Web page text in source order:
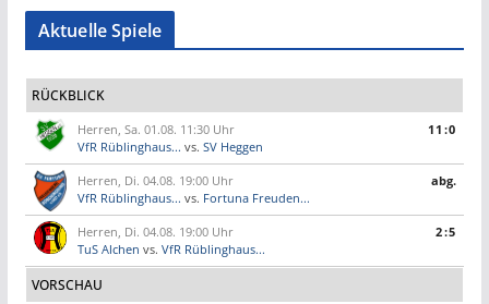
Aktuelle Spiele
RÜCKBLICK
Herren, Sa. 01.08. 11:30 Uhr
VfR Rüblinghaus... vs. SV Heggen
11:0
Herren, Di. 04.08. 19:00 Uhr
VfR Rüblinghaus... vs. Fortuna Freuden...
abg.
Herren, Di. 04.08. 19:00 Uhr
TuS Alchen vs. VfR Rüblinghaus...
2:5
VORSCHAU